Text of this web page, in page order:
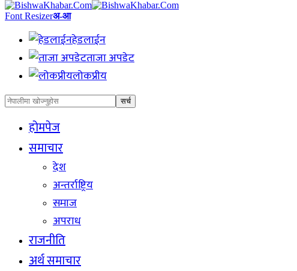
Font Resizerअ-आ
हेडलाईन
ताजा अपडेट
लोकप्रीय
होमपेज
समाचार
देश
अन्तर्राष्ट्रिय
समाज
अपराध
राजनीति
अर्थ समाचार